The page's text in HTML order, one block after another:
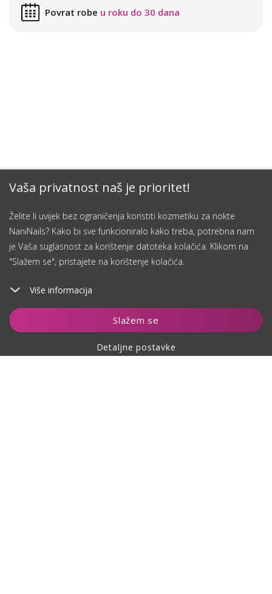
Vaša privatnost naš je prioritet!
Želite li uvijek bez ograničenja koristiti kozmetiku za nokte
NaniNails? Kako bi sve funkcioniralo kako treba, potrebna nam
je Vaša suglasnost za korištenje datoteka kolačića. Klikom na
"Slažem se", pristajete na korištenje kolačića.
Više informacija
Slažem se
Detaljne postavke
Dodaj u košaricu
Povrat robe u roku do 30 dana